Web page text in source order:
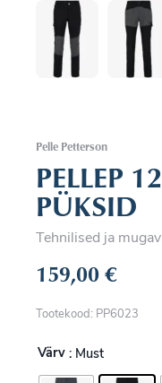
Pelle Petterson
PELLEP
PÜKSID
Tehnilised ja
159,00€
Tootekood: PP6023
Värv : Must